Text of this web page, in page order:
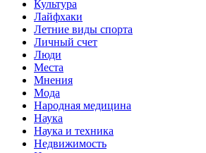
Культура
Лайфхаки
Летние виды спорта
Личный счет
Люди
Места
Мнения
Мода
Народная медицина
Наука
Наука и техника
Недвижимость